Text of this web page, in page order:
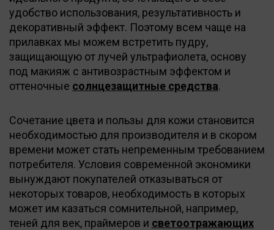
удобство использования, результативность и
декоративный эффект. Поэтому всем чаще на
прилавках мы можем встретить пудру,
защищающую от лучей ультрафиолета, основу
под макияж с антивозрастным эффектом и
оттеночные солнцезащитные средства.
Сочетание цвета и пользы для кожи становится
необходимостью для производителя и в скором
времени может стать непременным требованием
потребителя. Условия современной экономики
вынуждают покупателей отказываться от
некоторых товаров, необходимость в которых
может им казаться сомнительной, например,
теней для век, праймеров и светоотражающих